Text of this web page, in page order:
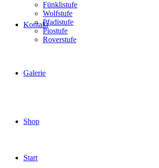
Fünklistufe
Wolfstufe
Pfadistufe
Piostufe
Roverstufe
Kontakt
Galerie
Shop
Start